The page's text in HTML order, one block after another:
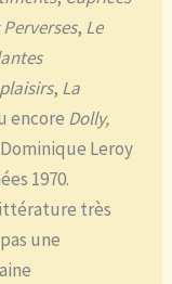
, Le
, La
encore Dolly,
Leroy
1970.
très
une